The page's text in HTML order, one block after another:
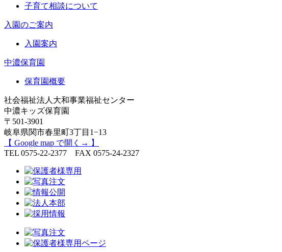
子育て相談について
入園のご案内
入園案内
中濃保育園
保育園概要
社会福祉法人大和事業福祉センター
中濃キッズ保育園
〒501-3901
岐阜県関市春里町3丁目1−13
【 Google map で開く→ 】
TEL 0575-22-2377 FAX 0575-24-2327